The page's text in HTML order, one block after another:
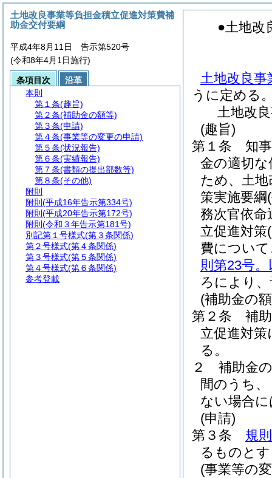
●土地改
土地改良事
うに定める
土地改
(趣旨)
第１条
知
金の適切
ため、土
策実施要綱
務次官依命
立促進対策
費につい
則第23号
ろにより
(補助金の
第２条
補
立促進対
る。
２
補助金
間のうち
ない場合
(申請)
第３条
規
るものと
(事業等の
土地改良事業等負担金積立促進対策費補
助金交付要綱
平成4年8月11日 告示第520号
(令和8年4月1日施行)
条項目次
沿革
本則
第１条(趣旨)
第２条(補助金の額等)
第３条(申請)
第４条(事業等の変更の申請)
第５条(状況報告)
第６条(実績報告)
第７条(書類の提出部数等)
第８条(その他)
附則
附則 (平成16年告示第334号)
附則 (平成20年告示第172号)
附則 (令和３年告示第181号)
別記第１号様式(第３条関係)
第２号様式(第４条関係)
第３号様式(第５条関係)
第４号様式(第６条関係)
参考登載